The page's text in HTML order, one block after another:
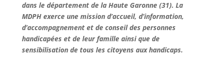
dans le département de la Haute Garonne (31). La
MDPH exerce une mission d’accueil, d’information,
d’accompagnement et de conseil des personnes
handicapées et de leur famille ainsi que de
sensibilisation de tous les citoyens aux handicaps.